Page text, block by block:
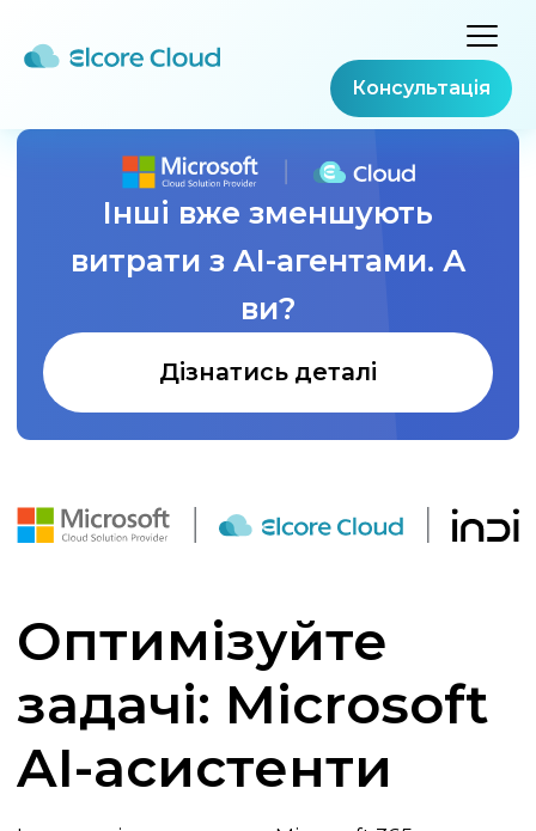
Консультація
Інші вже зменшують
витрати з AI-агентами. А
ви?
Дізнатись деталі
Оптимізуйте
задачі: Microsoft
AI-асистенти